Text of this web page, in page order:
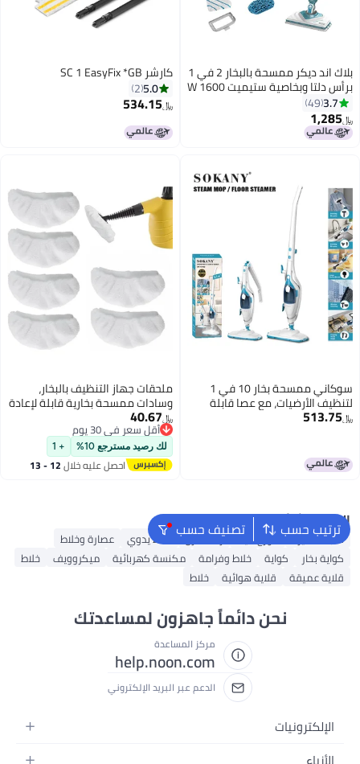
بلاك اند ديكر ممسحة بالبخار 2 في 1
برأس دلتا وبخاصية ستيميت 1600 W
BHSM1615DAM-GB أبيض/ أزرق
3.7
49
﷼‏1,285
كارشر SC 1 EasyFix *GB
5.0
2
﷼‏534.15
سوكاني ممسحة بخار 10 في 1
لتنظيف الأرضيات، مع عصا قابلة
للطي وتوجيه دوار، خزان ماء قابل
أبيض/أزرق
﷼‏513.75
ملحقات جهاز التنظيف بالبخار،
وسادات ممسحة بخارية قابلة لإعادة
الاستخدام، ملحقات نفث البخار،
قطعة قماش من الألياف الدقيقة
قابلة للغسل لجهاز التنظيف بالبخار
المحمول باليد
﷼‏40.67
أقل سعر في 30 يوم
أقل سعر في 30 يوم
لك رصيد مسترجع 10% + 1
احصل عليه خلال 12 - 13
ترتيب حسب تصنيف حسب البحث الشائع
ثلاجة صغيرة موزع مياه رف الفرن خلاط يدوي
عصارة وخلاط
كواية بخار
كواية خلاط وفرامة مكنسة كهربائية ميكروويف
خلاط
قلاية عميقة
قلاية هوائية خلاط
نحن دائماً جاهزون لمساعدتك
مركز المساعدة
help.noon.com
الدعم عبر البريد الإلكتروني
الإلكترونيات
الجوالات